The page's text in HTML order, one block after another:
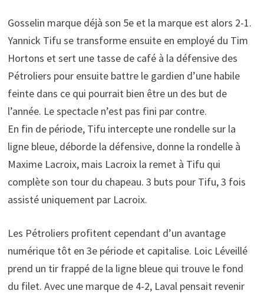
Gosselin marque déjà son 5e et la marque est alors 2-1.
Yannick Tifu se transforme ensuite en employé du Tim
Hortons et sert une tasse de café à la défensive des
Pétroliers pour ensuite battre le gardien d’une habile
feinte dans ce qui pourrait bien être un des but de
l’année. Le spectacle n’est pas fini par contre.
En fin de période, Tifu intercepte une rondelle sur la
ligne bleue, déborde la défensive, donne la rondelle à
Maxime Lacroix, mais Lacroix la remet à Tifu qui
complète son tour du chapeau. 3 buts pour Tifu, 3 fois
assisté uniquement par Lacroix.
Les Pétroliers profitent cependant d’un avantage
numérique tôt en 3e période et capitalise. Loic Léveillé
prend un tir frappé de la ligne bleue qui trouve le fond
du filet. Avec une marque de 4-2, Laval pensait revenir